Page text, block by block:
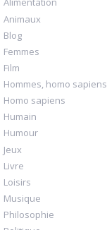
Animaux
Blog
Femmes
Film
Hommes, homo sapiens
Homo sapiens
Humain
Humour
Jeux
Livre
Loisirs
Musique
Philosophie